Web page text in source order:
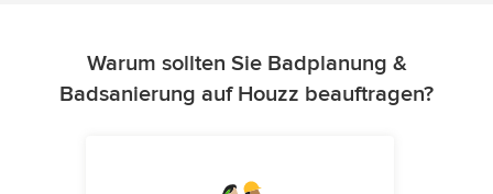
Warum sollten Sie Badplanung &
Badsanierung auf Houzz beauftragen?